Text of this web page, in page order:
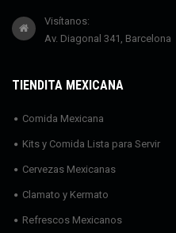
Visítanos:
Av. Diagonal 341, Barcelona
TIENDITA MEXICANA
Comida Mexicana
Kits y Comida Lista para Servir
Cervezas Mexicanas
Clamato y Kermato
Refrescos Mexicanos